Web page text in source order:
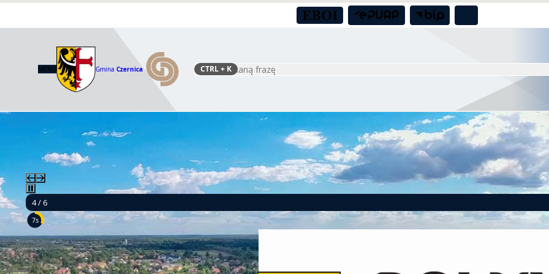
MENU Gmina Czernica Szukaj
CTRL+ K
4 / 6
5s
Budowa boiska sportowego przy świetlicy wiejskiej w Nadolicach Małych